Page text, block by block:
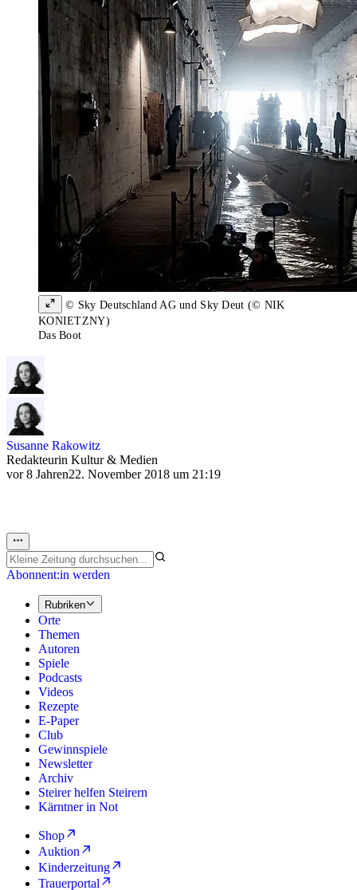
© Sky Deutschland AG und Sky Deut (© NIK
KONIETZNY)
Das Boot
Susanne Rakowitz
Redakteurin Kultur & Medien
vor 8 Jahren22. November 2018 um 21:19
Abonnent:in werden
Rubriken
Orte
Themen
Autoren
Spiele
Podcasts
Videos
Rezepte
E-Paper
Club
Gewinnspiele
Newsletter
Archiv
Steirer helfen Steirern
Kärntner in Not
Shop
Auktion
Kinderzeitung
Trauerportal